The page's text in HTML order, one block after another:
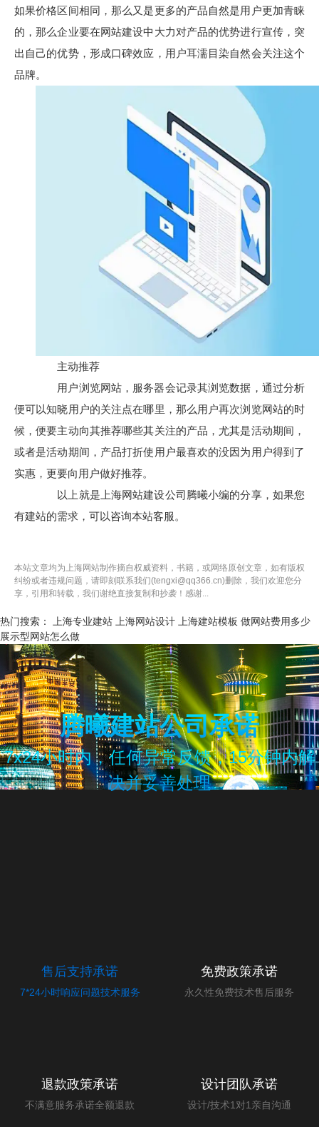
如果价格区间相同，那么又是更多的产品自然是用户更加青睐
的，那么企业要在网站建设中大力对产品的优势进行宣传，突
出自己的优势，形成口碑效应，用户耳濡目染自然会关注这个
品牌。
主动推荐
用户浏览网站，服务器会记录其浏览数据，通过分析
便可以知晓用户的关注点在哪里，那么用户再次浏览网站的时
候，便要主动向其推荐哪些其关注的产品，尤其是活动期间，
或者是活动期间，产品打折使用户最喜欢的没因为用户得到了
实惠，更要向用户做好推荐。
以上就是上海网站建设公司腾曦小编的分享，如果您
有建站的需求，可以咨询本站客服。
本站文章均为上海网站制作摘自权威资料，书籍，或网络原创文章，如有版权
纠纷或者违规问题，请即刻联系我们(tengxi@qq366.cn)删除，我们欢迎您分
享，引用和转载，我们谢绝直接复制和抄袭！感谢...
热门搜索： 上海专业建站 上海网站设计 上海建站模板 做网站费用多少
展示型网站怎么做
腾曦建站公司承诺
7x24小时内，任何异常反馈，15分钟内解
决并妥善处理
售后支持承诺
7*24小时响应问题技术服务
免费政策承诺
永久性免费技术售后服务
退款政策承诺
不满意服务承诺全额退款
设计团队承诺
设计/技术1对1亲自沟通